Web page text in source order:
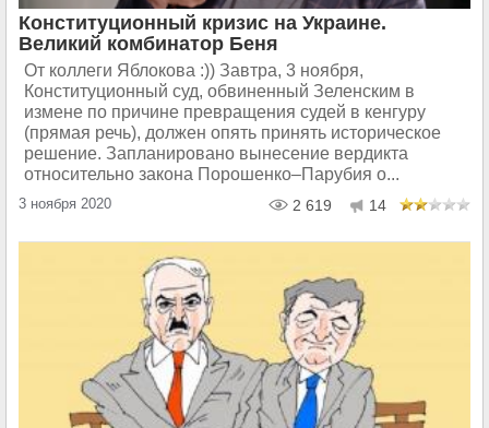
Конституционный кризис на Украине.
Великий комбинатор Беня
От коллеги Яблокова :)) Завтра, 3 ноября,
Конституционный суд, обвиненный Зеленским в
измене по причине превращения судей в кенгуру
(прямая речь), должен опять принять историческое
решение. Запланировано вынесение вердикта
относительно закона Порошенко–Парубия о...
3 ноября 2020 2 619 14